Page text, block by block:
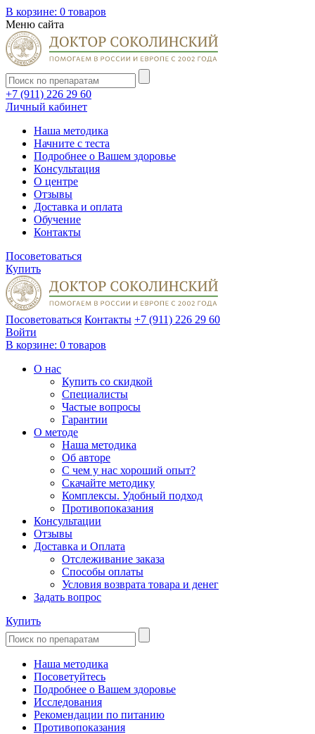
В корзине: 0 товаров
Меню сайта
+7 (911) 226 29 60
Личный кабинет
Наша методика
Начните с теста
Подробнее о Вашем здоровье
Консультация
О центре
Отзывы
Доставка и оплата
Обучение
Контакты
Посоветоваться
Купить
Посоветоваться Контакты +7 (911) 226 29 60
Войти
В корзине: 0 товаров
О нас
Купить со скидкой
Специалисты
Частые вопросы
Гарантии
О методе
Наша методика
Об авторе
С чем у нас хороший опыт?
Скачайте методику
Комплексы. Удобный подход
Противопоказания
Консультации
Отзывы
Доставка и Оплата
Отслеживание заказа
Способы оплаты
Условия возврата товара и денег
Задать вопрос
Купить
Наша методика
Посоветуйтесь
Подробнее о Вашем здоровье
Исследования
Рекомендации по питанию
Противопоказания